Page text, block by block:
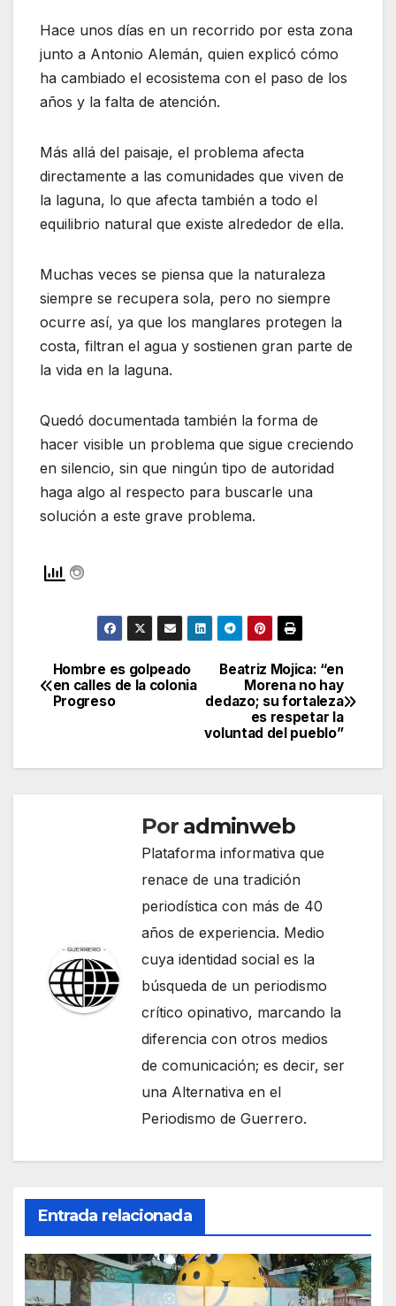
Hace unos días en un recorrido por esta zona
junto a Antonio Alemán, quien explicó cómo
ha cambiado el ecosistema con el paso de los
años y la falta de atención.
Más allá del paisaje, el problema afecta
directamente a las comunidades que viven de
la laguna, lo que afecta también a todo el
equilibrio natural que existe alrededor de ella.
Muchas veces se piensa que la naturaleza
siempre se recupera sola, pero no siempre
ocurre así, ya que los manglares protegen la
costa, filtran el agua y sostienen gran parte de
la vida en la laguna.
Quedó documentada también la forma de
hacer visible un problema que sigue creciendo
en silencio, sin que ningún tipo de autoridad
haga algo al respecto para buscarle una
solución a este grave problema.
Navegación
de
Beatriz Mojica: “en
Morena no hay
dedazo; su fortaleza
es respetar la
voluntad del pueblo”
Hombre es golpeado
en calles de la colonia
Progreso
Por adminweb
Plataforma informativa que
renace de una tradición
periodística con más de 40
años de experiencia. Medio
cuya identidad social es la
búsqueda de un periodismo
crítico opinativo, marcando la
diferencia con otros medios
de comunicación; es decir, ser
una Alternativa en el
Periodismo de Guerrero.
Entrada relacionada